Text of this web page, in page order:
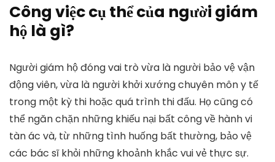
Công việc cụ thể của người giám
hộ là gì?
Người giám hộ đóng vai trò vừa là người bảo vệ vận
động viên, vừa là người khởi xướng chuyên môn y tế
trong một kỳ thi hoặc quá trình thi đấu. Họ cũng có
thể ngăn chặn những khiếu nại bất công về hành vi
tàn ác và, từ những tình huống bất thường, bảo vệ
các bác sĩ khỏi những khoảnh khắc vui vẻ thực sự.